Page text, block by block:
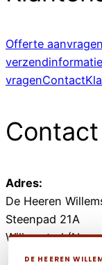
Offerte aanvragen
verzendinformatie
vragenContact
Contact
Adres:
De Heeren
Steenpad 21A
Willemstad
DE HEEREN